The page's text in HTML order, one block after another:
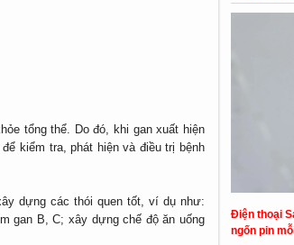
tổng thể. Do đó, khi gan xuất hiện
kiểm tra, phát hiện và điều trị bệnh
dựng các thói quen tốt, ví dụ như:
gan B, C; xây dựng chế độ ăn uống
Điện thoại
ngốn pin